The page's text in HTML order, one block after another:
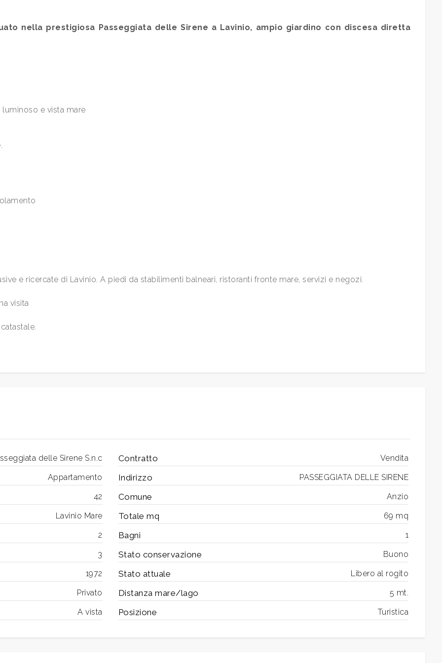
nella prestigiosa Passeggiata delle Sirene a Lavinio, ampio giardino con discesa diretta
e vista mare
e ricercate di Lavinio. A piedi da stabilimenti balneari, ristoranti fronte mare, servizi e negozi.
visita
delle Sirene S.n.c Contratto Vendita
Appartamento Indirizzo PASSEGGIATA DELLE SIRENE
42 Comune Anzio
Lavinio Mare Totale mq 69 mq
2 Bagni 1
3 Stato conservazione Buono
1972 Stato attuale Libero al rogito
Privato Distanza mare/lago 5 mt.
A vista Posizione Turistica